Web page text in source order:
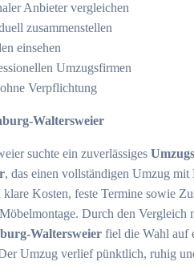
Anbieter vergleichen
zusammenstellen
einsehen
Umzugsfirmen
Verpflichtung
Waltersweier
suchte ein zuverlässiges
, das einen vollständigen Umzug mit
Kosten, feste Termine sowie
Durch den Vergleich
Waltersweier fiel die Wahl auf
Umzug verlief pünktlich, ruhig